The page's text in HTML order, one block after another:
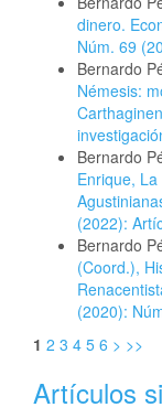
dinero.
Núm. 69
Bernardo
Némesis:
Bernardo
Enrique,
(2022):
Bernardo
(Coord.),
(2020):
1 2 3 4 5 6 > >>
Artículos